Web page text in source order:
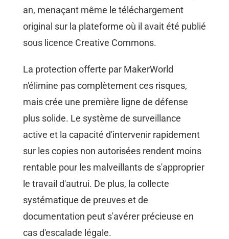
an, menaçant même le téléchargement
original sur la plateforme où il avait été publié
sous licence Creative Commons.
La protection offerte par MakerWorld
n'élimine pas complètement ces risques,
mais crée une première ligne de défense
plus solide. Le système de surveillance
active et la capacité d'intervenir rapidement
sur les copies non autorisées rendent moins
rentable pour les malveillants de s'approprier
le travail d'autrui. De plus, la collecte
systématique de preuves et de
documentation peut s'avérer précieuse en
cas d'escalade légale.